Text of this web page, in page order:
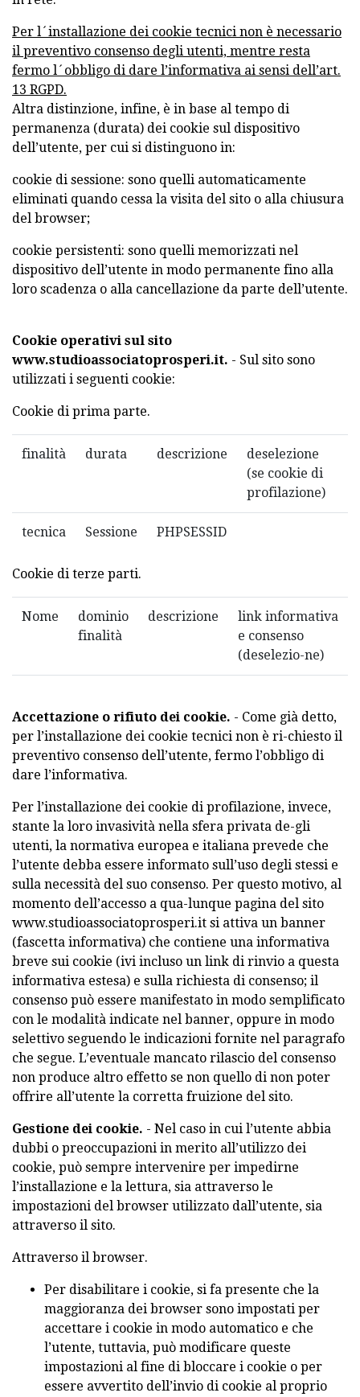
Per l´installazione dei cookie tecnici non è necessario
il preventivo consenso degli utenti, mentre resta
fermo l´obbligo di dare l’informativa ai sensi dell’art.
13 RGPD.
Altra distinzione, infine, è in base al tempo di
permanenza (durata) dei cookie sul dispositivo
dell’utente, per cui si distinguono in:
cookie di sessione: sono quelli automaticamente
eliminati quando cessa la visita del sito o alla chiusura
del browser;
cookie persistenti: sono quelli memorizzati nel
dispositivo dell’utente in modo permanente fino alla
loro scadenza o alla cancellazione da parte dell’utente.
Cookie operativi sul sito
www.studioassociatoprosperi.it. - Sul sito sono
utilizzati i seguenti cookie:
Cookie di prima parte.
finalità durata descrizione
deselezione
(se cookie di
profilazione)
tecnica Sessione PHPSESSID
Cookie di terze parti.
Nome
dominio
finalità
descrizione
link informativa
e consenso
(deselezio-ne)
Accettazione o rifiuto dei cookie. - Come già detto,
per l’installazione dei cookie tecnici non è ri-chiesto il
preventivo consenso dell’utente, fermo l’obbligo di
dare l’informativa.
Per l’installazione dei cookie di profilazione, invece,
stante la loro invasività nella sfera privata de-gli
utenti, la normativa europea e italiana prevede che
l’utente debba essere informato sull’uso degli stessi e
sulla necessità del suo consenso. Per questo motivo, al
momento dell’accesso a qua-lunque pagina del sito
www.studioassociatoprosperi.it si attiva un banner
(fascetta informativa) che contiene una informativa
breve sui cookie (ivi incluso un link di rinvio a questa
informativa estesa) e sulla richiesta di consenso; il
consenso può essere manifestato in modo semplificato
con le modalità indicate nel banner, oppure in modo
selettivo seguendo le indicazioni fornite nel paragrafo
che segue. L’eventuale mancato rilascio del consenso
non produce altro effetto se non quello di non poter
offrire all’utente la corretta fruizione del sito.
Gestione dei cookie. - Nel caso in cui l’utente abbia
dubbi o preoccupazioni in merito all’utilizzo dei
cookie, può sempre intervenire per impedirne
l’installazione e la lettura, sia attraverso le
impostazioni del browser utilizzato dall’utente, sia
attraverso il sito.
Attraverso il browser.
Per disabilitare i cookie, si fa presente che la
maggioranza dei browser sono impostati per
accettare i cookie in modo automatico e che
l’utente, tuttavia, può modificare queste
impostazioni al fine di bloccare i cookie o per
essere avvertito dell’invio di cookie al proprio